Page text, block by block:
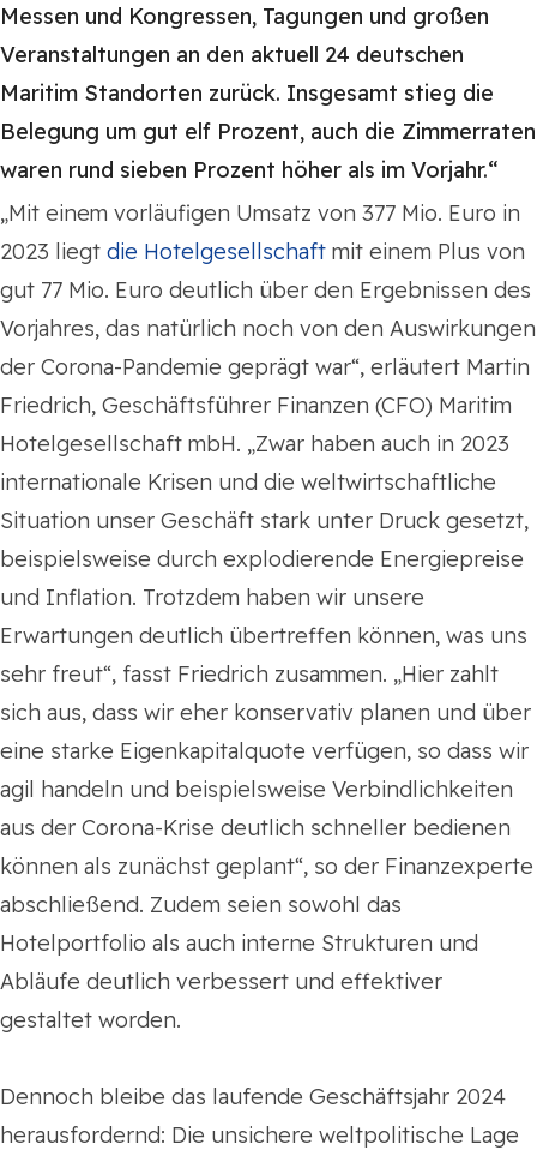
Messen und Kongressen, Tagungen und großen
Veranstaltungen an den aktuell 24 deutschen
Maritim Standorten zurück. Insgesamt stieg die
Belegung um gut elf Prozent, auch die Zimmerraten
waren rund sieben Prozent höher als im Vorjahr.“
„Mit einem vorläufigen Umsatz von 377 Mio. Euro in
2023 liegt die Hotelgesellschaft mit einem Plus von
gut 77 Mio. Euro deutlich über den Ergebnissen des
Vorjahres, das natürlich noch von den Auswirkungen
der Corona-Pandemie geprägt war“, erläutert Martin
Friedrich, Geschäftsführer Finanzen (CFO) Maritim
Hotelgesellschaft mbH. „Zwar haben auch in 2023
internationale Krisen und die weltwirtschaftliche
Situation unser Geschäft stark unter Druck gesetzt,
beispielsweise durch explodierende Energiepreise
und Inflation. Trotzdem haben wir unsere
Erwartungen deutlich übertreffen können, was uns
sehr freut“, fasst Friedrich zusammen. „Hier zahlt
sich aus, dass wir eher konservativ planen und über
eine starke Eigenkapitalquote verfügen, so dass wir
agil handeln und beispielsweise Verbindlichkeiten
aus der Corona-Krise deutlich schneller bedienen
können als zunächst geplant“, so der Finanzexperte
abschließend. Zudem seien sowohl das
Hotelportfolio als auch interne Strukturen und
Abläufe deutlich verbessert und effektiver
gestaltet worden.
Dennoch bleibe das laufende Geschäftsjahr 2024
herausfordernd: Die unsichere weltpolitische Lage